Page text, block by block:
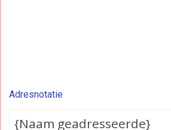
Adresnotatie
{Naam geadresseerde}